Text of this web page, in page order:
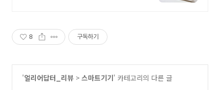
8 구독하기
'얼리어답터_리뷰 > 스마트기기' 카테고리의 다른 글